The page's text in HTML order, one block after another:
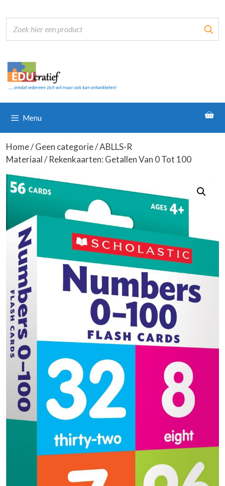
naar
inhoud
Menu
Home/Geen categorie/ABLLS-R
Materiaal/ Rekenkaarten: Getallen Van 0 Tot 100